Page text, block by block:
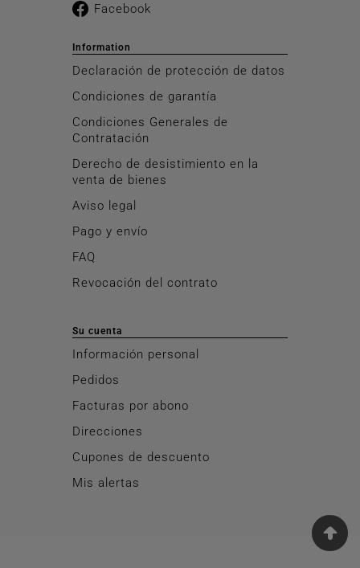
Facebook
Information
Declaración de protección de datos
Condiciones de garantía
Condiciones Generales de
Contratación
Derecho de desistimiento en la
venta de bienes
Aviso legal
Pago y envío
FAQ
Revocación del contrato
Su cuenta
Información personal
Pedidos
Facturas por abono
Direcciones
Cupones de descuento
Mis alertas